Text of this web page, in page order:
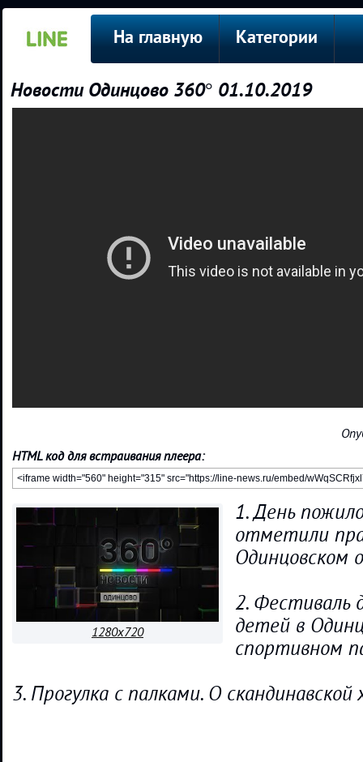
На главную Категории
Новости Одинцово 360° 01.10.2019
HTML код для встраивания плеера:
1280x720
1. День
отметили
Одинцовском
2. Фестиваль
детей в
спортивном
3. Прогулка с палками. О скандинавской